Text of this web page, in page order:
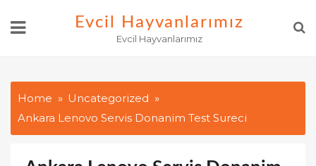
Evcil Hayvanlarımız
Evcil Hayvanlarımız
Home
Uncategorized
Ankara Lenovo Servis Donanim Test Sureci